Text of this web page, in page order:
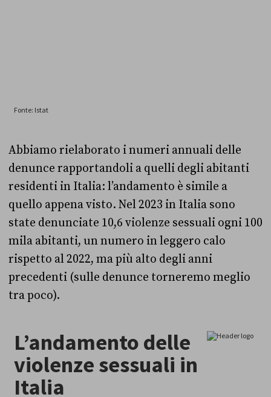
Abbiamo rielaborato i numeri annuali delle
denunce rapportandoli a quelli degli abitanti
residenti in Italia: l’andamento è simile a
quello appena visto. Nel 2023 in Italia sono
state denunciate 10,6 violenze sessuali ogni 100
mila abitanti, un numero in leggero calo
rispetto al 2022, ma più alto degli anni
precedenti (sulle denunce torneremo meglio
tra poco).